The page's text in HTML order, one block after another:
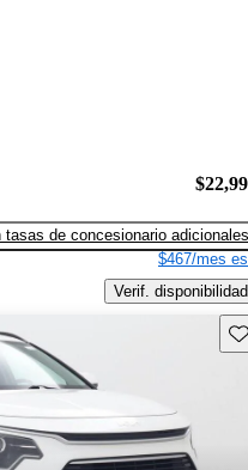
tasas de concesionario adicionales
$467/mes
Verif. disponibilidad